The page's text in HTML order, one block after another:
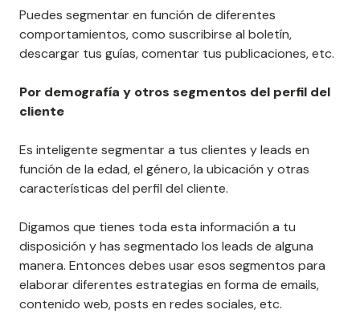
Puedes segmentar en función de diferentes
comportamientos, como suscribirse al boletín,
descargar tus guías, comentar tus publicaciones, etc.
Por demografía y otros segmentos del perfil del
cliente
Es inteligente segmentar a tus clientes y leads en
función de la edad, el género, la ubicación y otras
características del perfil del cliente.
Digamos que tienes toda esta información a tu
disposición y has segmentado los leads de alguna
manera. Entonces debes usar esos segmentos para
elaborar diferentes estrategias en forma de emails,
contenido web, posts en redes sociales, etc.